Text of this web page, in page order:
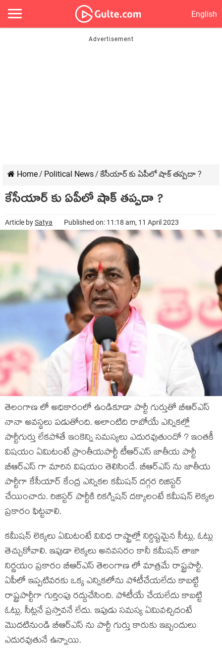
English
Home/ Political News/ కేసీయార్ కు ఏపీలో షాక్ తప్పదా ?
కేసీయార్ కు ఏపీలో షాక్ తప్పదా ?
Article bySatya Published on: 11:18 am, 11 April 2023
తెలంగాణ లో అధికారంలో ఉండికూడా పార్టీ గుర్తుతో బీఆర్ఎస్
నానా అవస్థలు పడుతోంది. అలాంటిది రాబోయే ఎన్నికల్లో
పార్టీగుర్తు లేకపోతే ఇంకెన్ని సమస్యలు ఎదురవుతుందో ? ఇంతకీ
విషయం ఏమిటంటే ప్రాంతీయపార్టీ టీఆర్ఎస్ జాతీయ పార్టీ
బీఆర్ఎస్ గా మారిన విషయం తెలిసిందే. బీఆర్ఎస్ ను జాతీయ
పార్టీగా కేసీయార్ కేంద్ర ఎన్నికల కమీషన్ దగ్గర రిజిస్టర్
చేయించారు. రిజిస్టర్ పార్టీకి రికగ్నిషన్ దక్కాలంటే కమీషన్ లెక్కల
ప్రకారం ఫిట్టవాలి.
కమీషన్ లెక్కలు ఏమిటంటే వివిధ రాష్ట్రాల్లో నిర్దిష్టమైన సీట్లు, ఓట్లు
తెచ్చుకోవాలి. ఇపుడా లెక్కలు అనవసరం కానీ కమీషన్ తాజా
నిర్ణయం ప్రకారం బీఆర్ఎస్ తెలంగాణ లో మాత్రమే రాష్ట్రపార్టీ.
ఏపీలో ఇప్పటివరకు ఒక్క ఎన్నికలోను పోటీచేయలేదు కాబట్టి
రాష్ట్రపార్టీగా గుర్తింపు రద్దుచేసింది. పోటీయే చేయలేదు కాబట్టి
ఓట్లు, సీట్లనే ప్రస్తావనే లేదు. ఇపుడు సమస్య ఏమివచ్చిదంటే
మొదటినుండి బీఆర్ఎస్ ను పార్టీ గుర్తు కారుకు ఇబ్బందులు
ఎదురవుతునే ఉన్నాయి.